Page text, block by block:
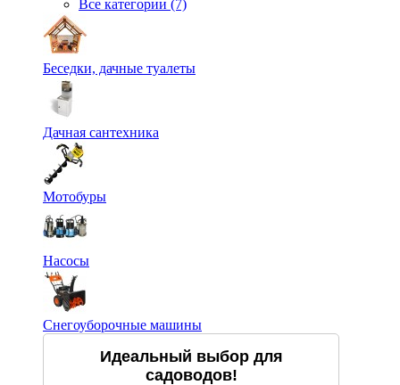
Все категории (7)
Беседки, дачные туалеты
Дачная сантехника
Мотобуры
Насосы
Снегоуборочные машины
Идеальный выбор для
садоводов!